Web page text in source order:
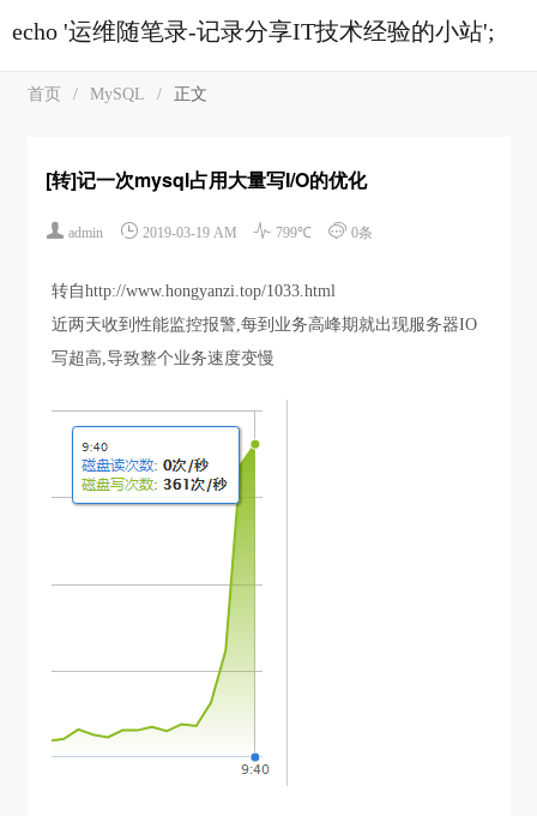
echo '运维随笔录-记录分享IT技术经验的小站';
首页 / MySQL / 正文
[转]记一次mysql占用大量写I/O的优化
 admin  2019-03-19 AM  799℃  0条
转自http://www.hongyanzi.top/1033.html
近两天收到性能监控报警,每到业务高峰期就出现服务器IO
写超高,导致整个业务速度变慢